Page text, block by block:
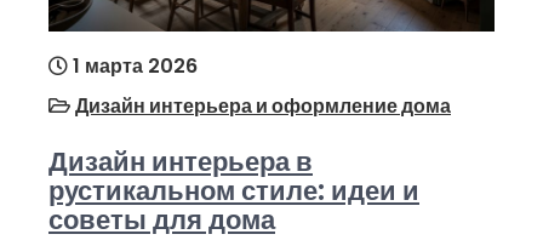
1 марта 2026
Дизайн интерьера и оформление дома
Дизайн интерьера в
рустикальном стиле: идеи и
советы для дома